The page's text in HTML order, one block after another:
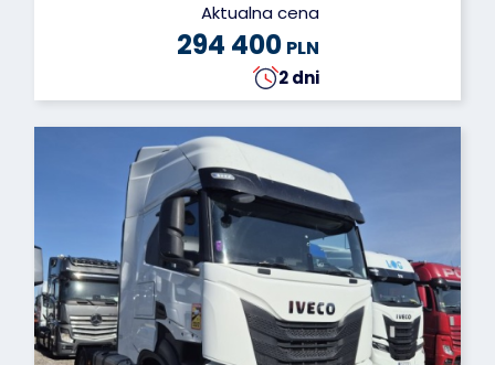
Aktualna cena
294 400 PLN
2 dni